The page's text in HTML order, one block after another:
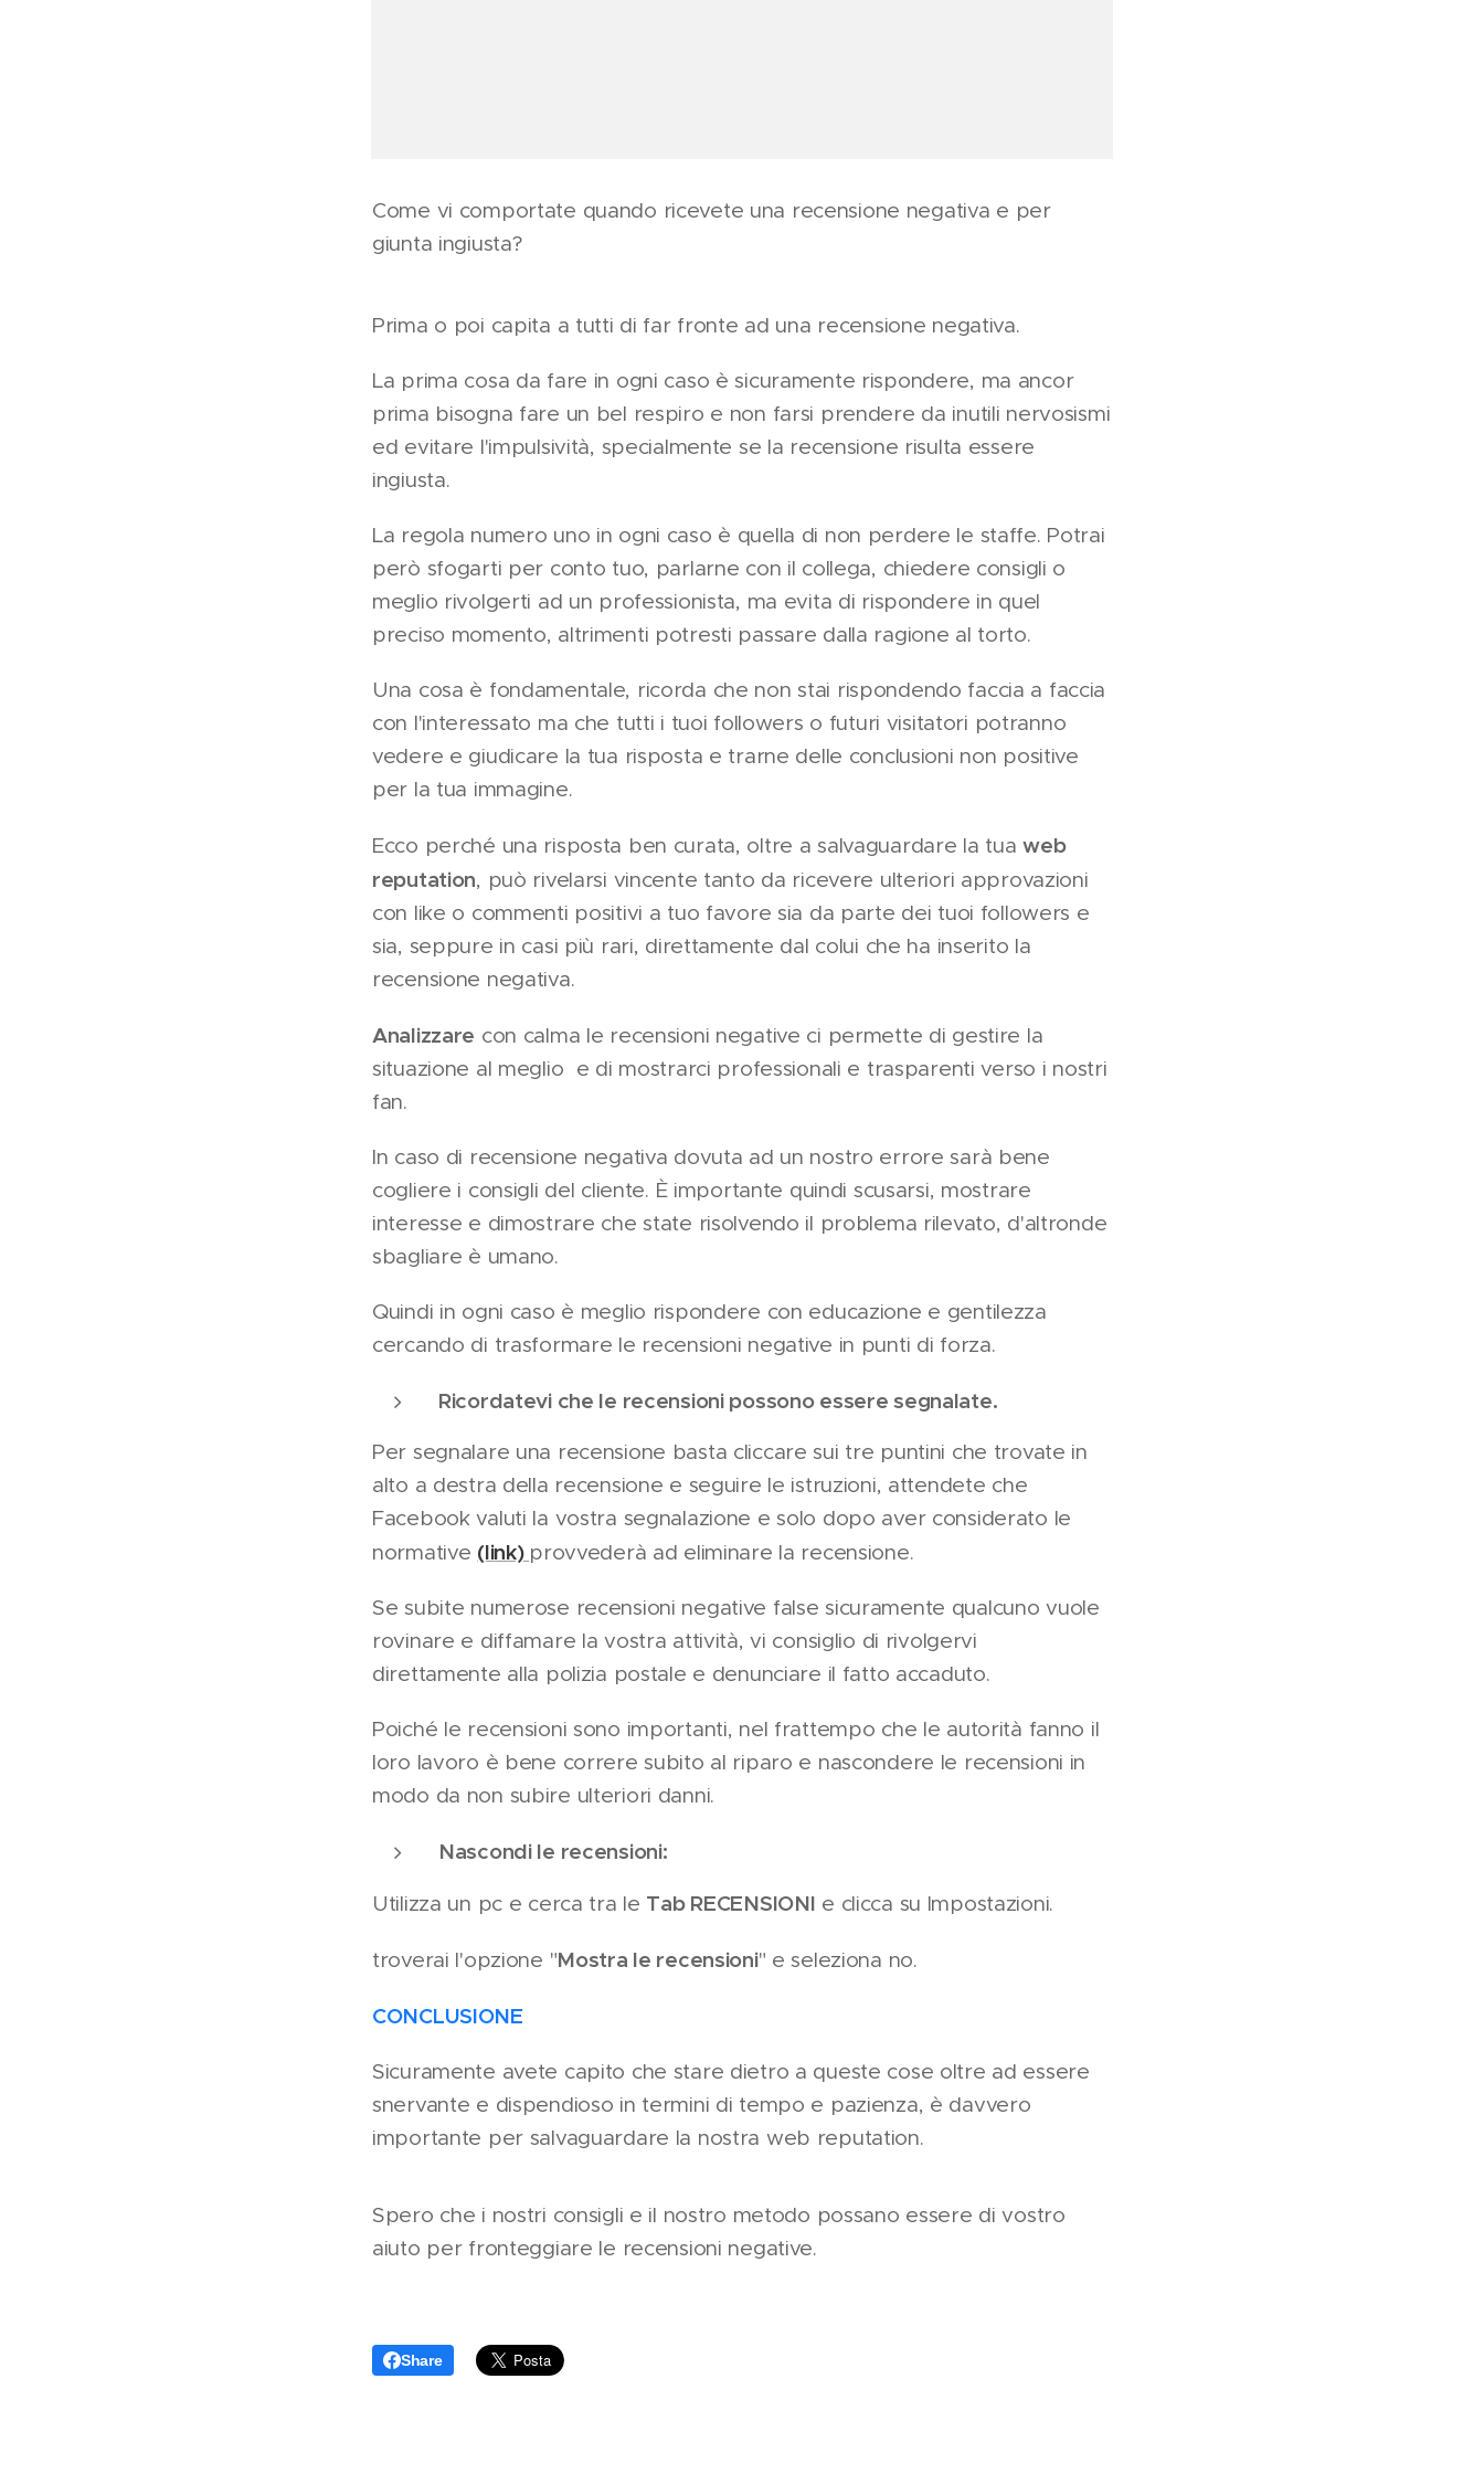
Come vi comportate quando ricevete una recensione negativa e per
giunta ingiusta?
Prima o poi capita a tutti di far fronte ad una recensione negativa.
La prima cosa da fare in ogni caso è sicuramente rispondere, ma ancor
prima bisogna fare un bel respiro e non farsi prendere da inutili nervosismi
ed evitare l'impulsività, specialmente se la recensione risulta essere
ingiusta.
La regola numero uno in ogni caso è quella di non perdere le staffe. Potrai
però sfogarti per conto tuo, parlarne con il collega, chiedere consigli o
meglio rivolgerti ad un professionista, ma evita di rispondere in quel
preciso momento, altrimenti potresti passare dalla ragione al torto.
Una cosa è fondamentale, ricorda che non stai rispondendo faccia a faccia
con l'interessato ma che tutti i tuoi followers o futuri visitatori potranno
vedere e giudicare la tua risposta e trarne delle conclusioni non positive
per la tua immagine.
Ecco perché una risposta ben curata, oltre a salvaguardare la tuaweb
reputation, può rivelarsi vincente tanto da ricevere ulteriori approvazioni
con like o commenti positivi a tuo favore sia da parte dei tuoi followers e
sia, seppure in casi più rari, direttamente dal colui che ha inserito la
recensione negativa.
Analizzare con calma le recensioni negative ci permette di gestire la
situazione al meglio e di mostrarci professionali e trasparenti verso i nostri
fan.
In caso di recensione negativa dovuta ad un nostro errore sarà bene
cogliere i consigli del cliente. È importante quindi scusarsi, mostrare
interesse e dimostrare che state risolvendo il problema rilevato, d'altronde
sbagliare è umano.
Quindi in ogni caso è meglio rispondere con educazione e gentilezza
cercando di trasformare le recensioni negative in punti di forza.
Ricordatevi che le recensioni possono essere segnalate.
Per segnalare una recensione basta cliccare sui tre puntini che trovate in
alto a destra della recensione e seguire le istruzioni, attendete che
Facebook valuti la vostra segnalazione e solo dopo aver considerato le
normative (link) provvederà ad eliminare la recensione.
Se subite numerose recensioni negative false sicuramente qualcuno vuole
rovinare e diffamare la vostra attività, vi consiglio di rivolgervi
direttamente alla polizia postale e denunciare il fatto accaduto.
Poiché le recensioni sono importanti, nel frattempo che le autorità fanno il
loro lavoro è bene correre subito al riparo e nascondere le recensioni in
modo da non subire ulteriori danni.
Nascondi le recensioni:
Utilizza un pc e cerca tra le Tab RECENSIONI e clicca su Impostazioni.
troverai l'opzione "Mostra le recensioni" e seleziona no.
CONCLUSIONE
Sicuramente avete capito che stare dietro a queste cose oltre ad essere
snervante e dispendioso in termini di tempo e pazienza, è davvero
importante per salvaguardare la nostra web reputation.
Spero che i nostri consigli e il nostro metodo possano essere di vostro
aiuto per fronteggiare le recensioni negative.
Share